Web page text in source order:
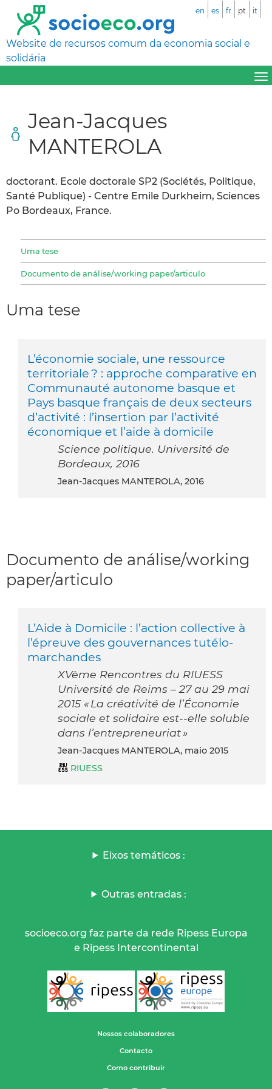
Website de recursos comum da economia social e
solidária
en es fr pt it
Jean-Jacques
MANTEROLA
doctorant. Ecole doctorale SP2 (Sociétés, Politique,
Santé Publique) - Centre Emile Durkheim, Sciences
Po Bordeaux, France.
Uma tese
Documento de análise/working paper/articulo
Uma tese
L’économie sociale, une ressource
territoriale ? : approche comparative en
Communauté autonome basque et
Pays basque français de deux secteurs
d’activité : l’insertion par l’activité
économique et l’aide à domicile
Science politique. Université de
Bordeaux, 2016
Jean-Jacques MANTEROLA, 2016
Documento de análise/working
paper/articulo
L’Aide à Domicile : l’action collective à
l’épreuve des gouvernances tutélo-
marchandes
XVème Rencontres du RIUESS
Université de Reims – 27 au 29 mai
2015 « La créativité de l’Économie
sociale et solidaire est-­‐elle soluble
dans l’entrepreneuriat »
Jean-Jacques MANTEROLA, maio 2015
RIUESS
Eixos temáticos :
Outras entradas :
socioeco.org faz parte da rede Ripess Europa
e Ripess Intercontinental
Nossos colaboradores
Contacto
Como contribuir